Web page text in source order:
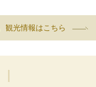
観光情報はこちら